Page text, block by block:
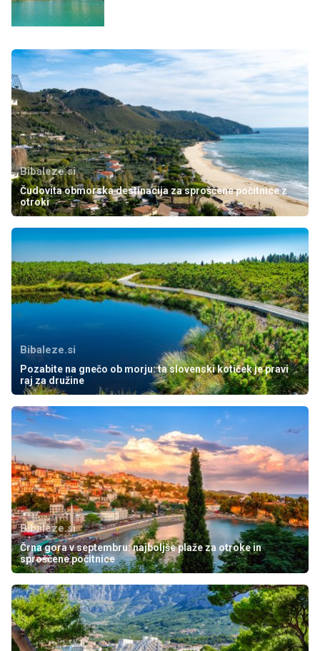
Bibaleze.si
Čudovita obmorska destinacija za sproščene počitnice z
otroki
Bibaleze.si
Pozabite na gnečo ob morju: ta slovenski kotiček je pravi
raj za družine
Bibaleze.si
Črna gora v septembru: najboljše plaže za otroke in
sproščene počitnice